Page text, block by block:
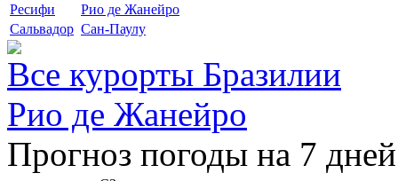
Ресифи
Рио де Жанейро
Сальвадор Сан-Паулу
Все курорты Бразилии
Рио де Жанейро
Прогноз погоды на 7 дней